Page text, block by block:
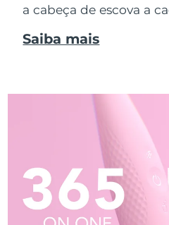
a cabeça de escova a
Saiba mais